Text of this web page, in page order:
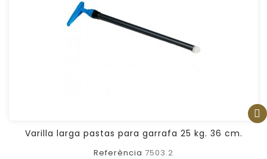
Varilla larga pastas para garrafa 25 kg. 36 cm.
Referència 7503.2